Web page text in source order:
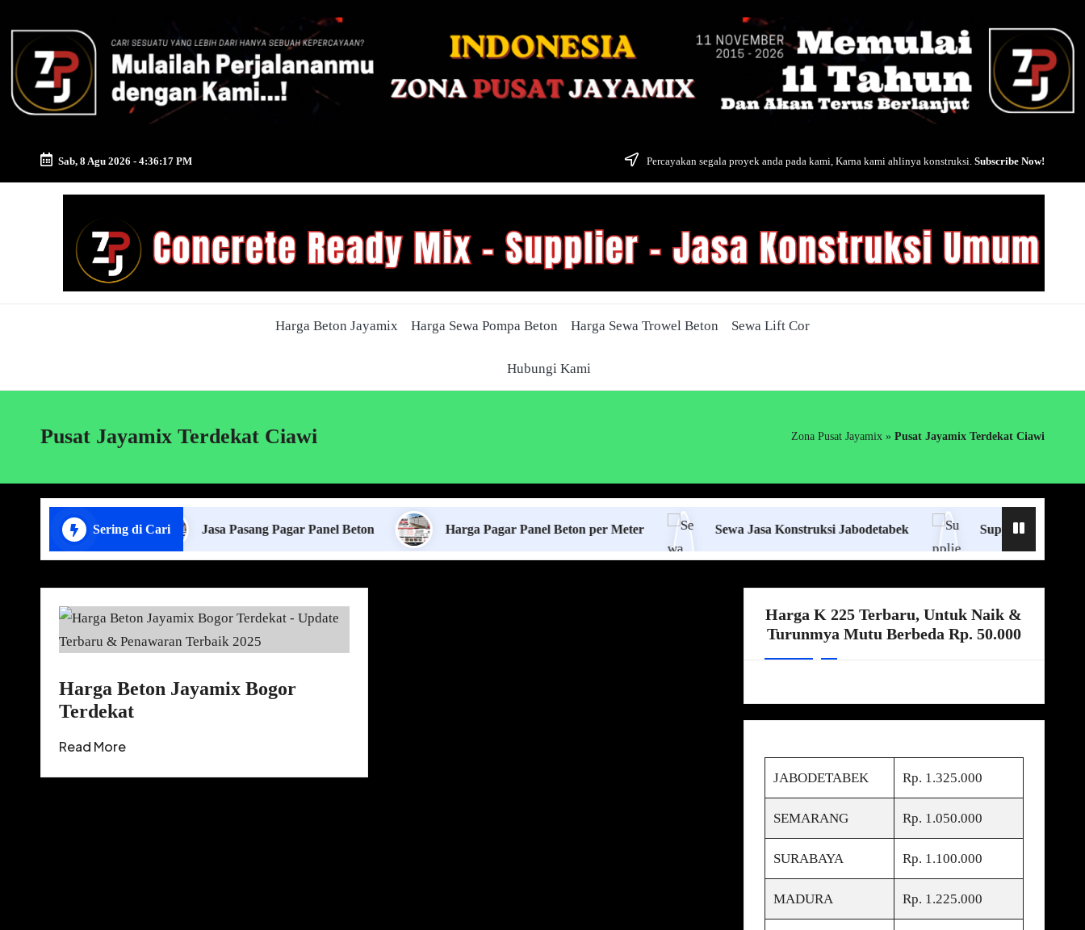
content
Sab, 8 Agu 2026 - 4:36:18 PM Percayakan segala proyek anda pada kami, Karna kami ahlinya konstruksi. Subscribe Now!
Harga Beton Jayamix Harga Sewa Pompa Beton Harga Sewa Trowel Beton Sewa Lift Cor
Hubungi Kami
Pusat Jayamix Terdekat Ciawi Zona Pusat Jayamix » Pusat Jayamix Terdekat Ciawi
Sering di Cari
di Lampung Jasa Pasang Pagar Panel Beton Harga Pagar Panel Beton per Meter Sewa Jasa Konstruksi Jabodetabek Supplier Ready Mix
Harga Beton Jayamix Bogor
Terdekat
Read More
Harga K 225 Terbaru, Untuk Naik &
Turunmya Mutu Berbeda Rp. 50.000
JABODETABEK Rp. 1.325.000
SEMARANG Rp. 1.050.000
SURABAYA Rp. 1.100.000
MADURA Rp. 1.225.000